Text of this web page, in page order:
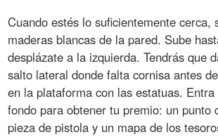
Cuando estés lo suficientemente cerca,
maderas blancas de la pared. Sube
desplázate a la izquierda. Tendrás que
salto lateral donde falta cornisa antes
en la plataforma con las estatuas.
fondo para obtener tu premio: un punto
pieza de pistola y un mapa de los